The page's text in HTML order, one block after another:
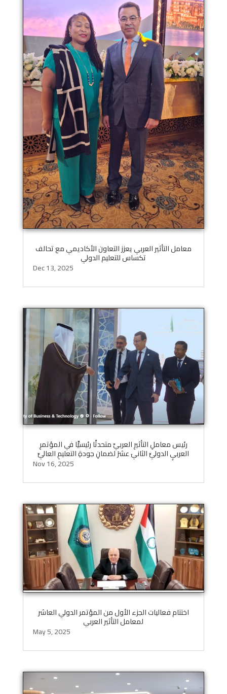
معامل التأثير العربي يعزز التعاون الأكاديمي مع تحالف
تكساس للتعليم الدولي
Dec 13, 2025
رئيس معاملِ التأثيرِ العربيّ متحدثًا رئيسيًّا في المؤتمرِ
العربيِ الدوليِّ الثانيَ عشرَ لضمانِ جودةِ التعليمِ العاليِّ
Nov 16, 2025
اختتام فعاليات الجزء الأول من المؤتمر الدولي العاشر
لمعامل التأثير العربي
May 5, 2025